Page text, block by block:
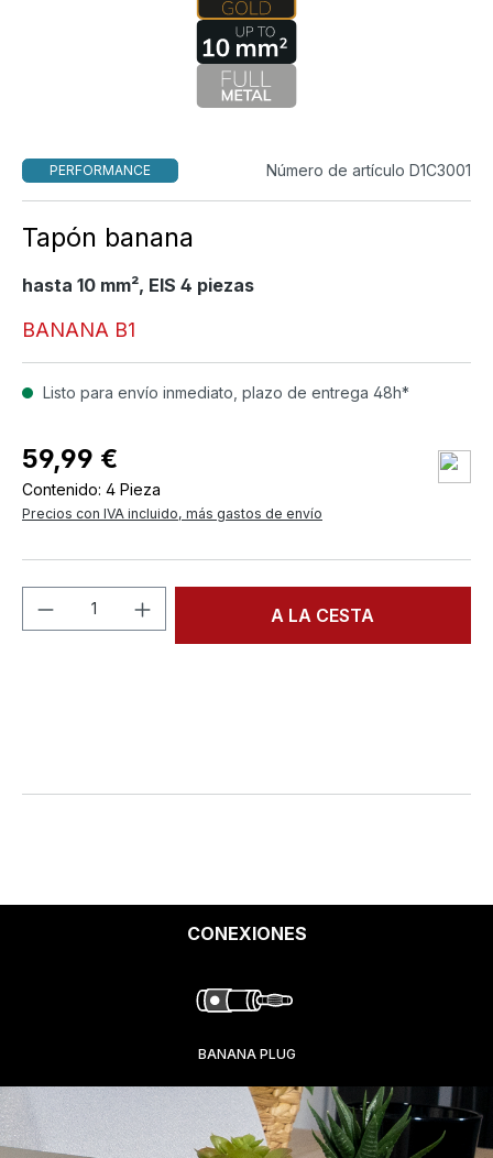
PERFORMANCE Número de artículo D1C3001
Tapón banana
hasta 10 mm², EIS 4 piezas
BANANA B1
Listo para envío inmediato, plazo de entrega 48h*
59,99 €
Contenido: 4 Pieza
Precios con IVA incluido, más gastos de envío
Cantidad del producto: introduce la
A LA CESTA
CONEXIONES
BANANA PLUG